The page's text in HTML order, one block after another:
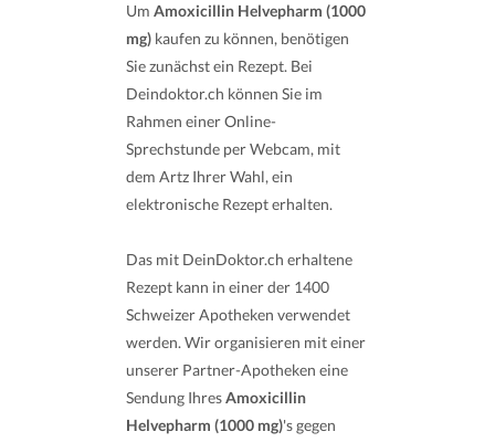
Um Amoxicillin Helvepharm (1000
mg) kaufen zu können, benötigen
Sie zunächst ein Rezept. Bei
Deindoktor.ch können Sie im
Rahmen einer Online-
Sprechstunde per Webcam, mit
dem Artz Ihrer Wahl, ein
elektronische Rezept erhalten.
Das mit DeinDoktor.ch erhaltene
Rezept kann in einer der 1400
Schweizer Apotheken verwendet
werden. Wir organisieren mit einer
unserer Partner-Apotheken eine
Sendung IhresAmoxicillin
Helvepharm (1000 mg)'s gegen